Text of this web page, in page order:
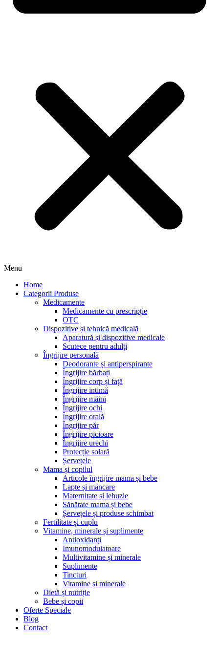
Menu
Home
Categorii Produse
Medicamente
Medicamente cu prescripție
OTC
Dispozitive și tehnică medicală
Aparatură și dispozitive medicale
Scutece pentru adulți
Îngrijire personală
Deodorante și antiperspirante
Îngrijire bărbați
Îngrijire corp și față
Îngrijire intimă
Îngrijire mâini
Îngrijire ochi
Îngrijire orală
Îngrijire păr
Îngrijire picioare
Îngrijire urechi
Protecție solară
Șervețele
Mama și copilul
Articole îngrijire mama și bebe
Lapte și mâncare
Maternitate și lehuzie
Sănătate mama și bebe
Șervețele și produse schimbat
Fertilitate și cuplu
Vitamine, minerale și suplimente
Antioxidanți
Imunomodulatoare
Multivitamine și minerale
Suplimente
Tincturi
Vitamine și minerale
Dietă și nutriție
Bebe și copii
Oferte Speciale
Blog
Contact